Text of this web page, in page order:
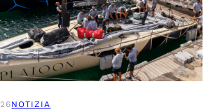
NOTIZIA